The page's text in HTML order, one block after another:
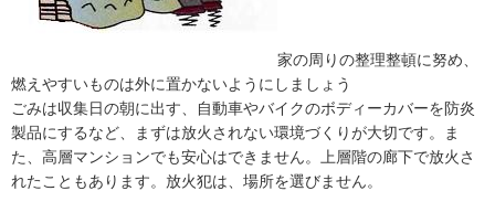
家の周りの整理整頓に努め、
燃えやすいものは外に置かないようにしましょう
ごみは収集日の朝に出す、自動車やバイクのボディーカバーを防炎
製品にするなど、まずは放火されない環境づくりが大切です。ま
た、高層マンションでも安心はできません。上層階の廊下で放火さ
れたこともあります。放火犯は、場所を選びません。